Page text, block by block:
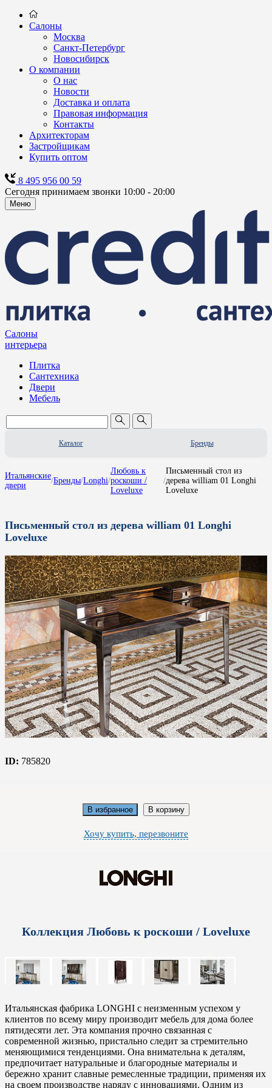
Салоны
Москва
Санкт-Петербург
Новосибирск
О компании
О нас
Новости
Доставка и оплата
Правовая информация
Контакты
Архитекторам
Застройщикам
Купить оптом
8 495 956 00 59
Сегодня принимаем звонки 10:00 - 20:00
Меню
Салоны
интерьера
Плитка
Сантехника
Двери
Мебель
Каталог Бренды
Итальянские
двери
/Бренды/Longhi/
Любовь к
роскоши /
Loveluxe
/
Письменный стол из
дерева william 01 Longhi
Loveluxe
Письменный стол из дерева william 01 Longhi
Loveluxe
ID: 785820
В избранное В корзину
Хочу купить, перезвоните
Коллекция Любовь к роскоши / Loveluxe
Итальянская фабрика LONGHI с неизменным успехом у
клиентов по всему миру производит мебель для дома более
пятидесяти лет. Эта компания прочно связанная с
современной жизнью, пристально следит за стремительно
меняющимися тенденциями. Она внимательна к деталям,
предпочитает натуральные и благородные материалы и
бережно хранит славные ремесленные традиции, применяя их
на своем производстве наряду с инновациями. Одним из